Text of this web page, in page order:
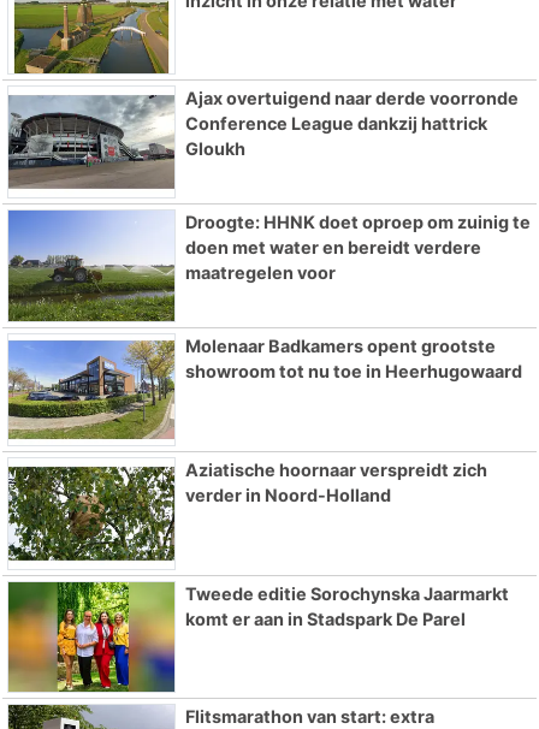
Ajax overtuigend naar derde voorronde
Conference League dankzij hattrick
Gloukh
Droogte: HHNK doet oproep om zuinig te
doen met water en bereidt verdere
maatregelen voor
Molenaar Badkamers opent grootste
showroom tot nu toe in Heerhugowaard
Aziatische hoornaar verspreidt zich
verder in Noord-Holland
Tweede editie Sorochynska Jaarmarkt
komt er aan in Stadspark De Parel
Flitsmarathon van start: extra